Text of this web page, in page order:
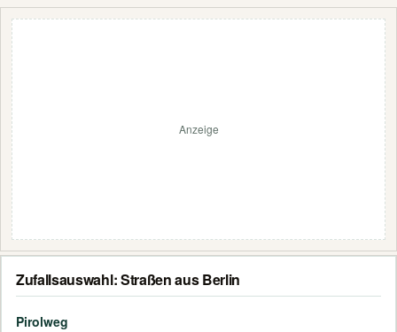
Anzeige
Zufallsauswahl: Straßen aus Berlin
Pirolweg